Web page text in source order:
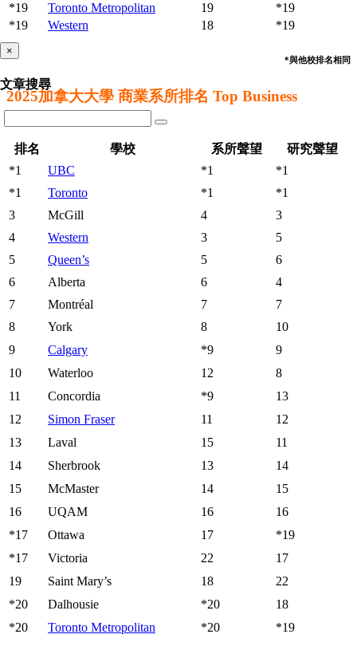
*19
Toronto Metropolitan 19
*19
*19
Western 18 *19
*與他校排名相同
2025加拿大大學 商業系所排名 Top Business
Programs
排名 學校 系所聲望
研究聲望
*1
UBC *1
*1
*1
Toronto *1
*1
3
McGill 4
3
4
Western 3
5
5
Queen’s 5
6
6
Alberta 6
4
7
Montréal 7
7
8
York 8
10
9
Calgary *9
9
10
Waterloo 12
8
11
Concordia *9
13
12
Simon Fraser 11
12
13
Laval 15
11
14
Sherbrook 13
14
15
McMaster 14
15
16
UQAM 16
16
*17
Ottawa 17
*19
*17
Victoria 22
17
19
Saint Mary’s 18
22
*20
Dalhousie *20
18
*20
Toronto Metropolitan *20 *19
×
文章搜尋